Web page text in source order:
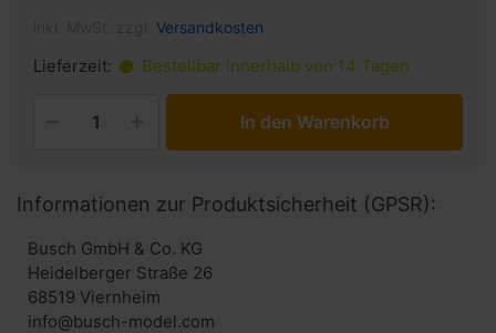
Versandkosten
Lieferzeit: Bestellbar innerhalb von 14 Tagen
In den Warenkorb
Informationen zur Produktsicherheit (GPSR):
Busch GmbH & Co. KG
Heidelberger Straße 26
68519 Viernheim
info@busch-model.com